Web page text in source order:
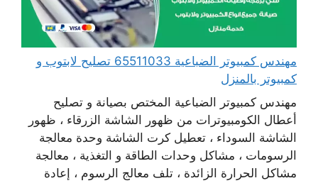
مهندس كمبيوتر الضباعية 65511033 تصليح لابتوب و
كمبيوتر بالمنزل
مهندس كمبيوتر الضباعية المختص بصيانة و تصليح
أعطال الكومبيوترات من ظهور الشاشة الزرقاء ، ظهور
الشاشة السوداء ، تعطيل كرت الشاشة وحدة معالجة
الرسومات ، مشاكل وحدات الطاقة و التغذية ، معالجة
مشاكل الحرارة الزائدة ، تلف معالج الرسوم ، إعادة